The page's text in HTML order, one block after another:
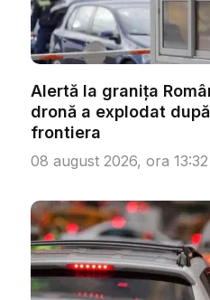
Alertă la granița
dronă a explodat
frontiera
08 august 2026, ora 13:32